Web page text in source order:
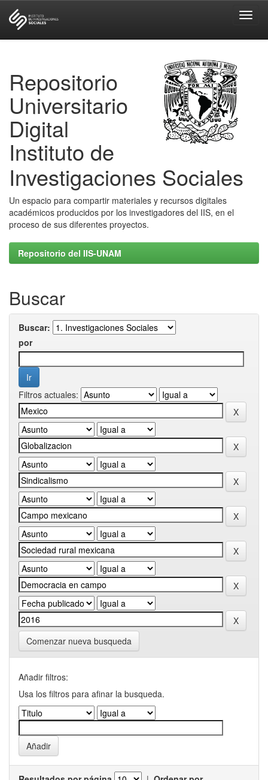
Repositorio
Universitario
Digital
Instituto de
Investigaciones Sociales
Un espacio para compartir materiales y recursos digitales
académicos producidos por los investigadores del IIS, en el
proceso de sus diferentes proyectos.
Repositorio del IIS-UNAM
Buscar
Buscar:
por
Filtros actuales:
Comenzar nueva busqueda
Añadir filtros:
Usa los filtros para afinar la busqueda.